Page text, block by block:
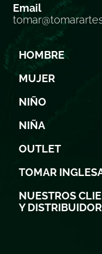
Email
HOMBRE
MUJER
NIÑO
NIÑA
OUTLET
TOMAR
NUESTROS
Y